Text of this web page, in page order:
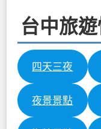
台中旅
四天三夜
夜景景點